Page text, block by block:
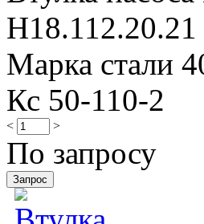
Н18.112.20.21
Марка стали
Кс 50-110-2
< >
По запросу